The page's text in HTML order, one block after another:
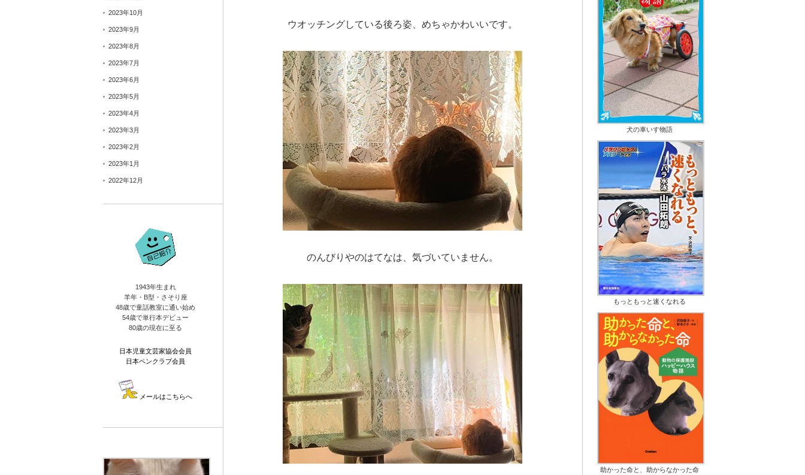
ウオッチングしている後ろ姿、めちゃかわいいです。
のんびりやのはてなは、気づいていません。
2023年10月
2023年9月
2023年8月
2023年7月
2023年6月
2023年5月
2023年4月
2023年3月
2023年2月
2023年1月
2022年12月
1943年生まれ
羊年・B型・さそり座
48歳で童話教室に通い始め
54歳で単行本デビュー
80歳の現在に至る
日本児童文芸家協会会員
日本ペンクラブ会員
メールはこちらへ
犬の車いす物語
もっともっと速くなれる
助かった命と、助からなかった命